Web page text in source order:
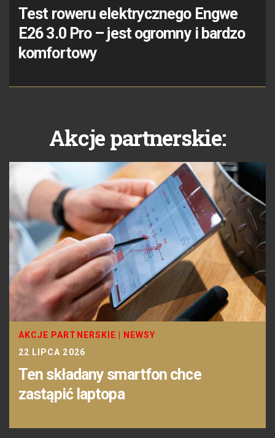
Test roweru elektrycznego Engwe
E26 3.0 Pro – jest ogromny i bardzo
komfortowy
Akcje partnerskie:
AKCJE PARTNERSKIE
NEWSY
22 LIPCA 2026
Ten składany smartfon chce
zastąpić laptopa